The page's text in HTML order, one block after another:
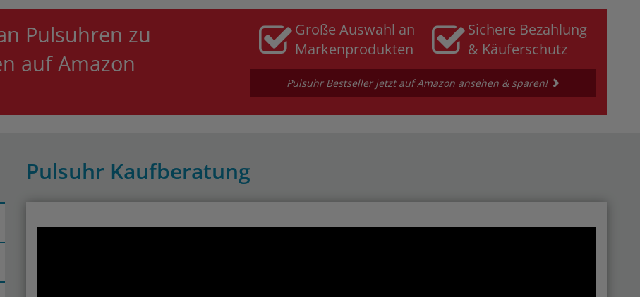
Pulsuhren zu
auf Amazon
Große Auswahl an
Markenprodukten
Sichere Bezahlung
& Käuferschutz
Pulsuhr Bestseller jetzt auf Amazon ansehen & sparen!
Pulsuhr Kaufberatung